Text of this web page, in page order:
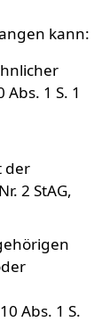
kann:
1 S. 1
der
2 StAG,
Abs. 1 S.